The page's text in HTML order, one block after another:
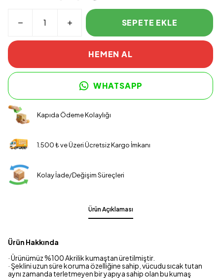
SEPETE EKLE
HEMEN AL
WHATSAPP
Kapıda Ödeme Kolaylığı
1.500 ₺ ve Üzeri Ücretsiz Kargo İmkanı
Kolay İade/Değişim Süreçleri
Ürün Açıklaması
Ürün Hakkında
· Ürünümüz %100 Akrilik kumaştan üretilmiştir.
· Şeklini uzun süre koruma özelliğine sahip, vücudu sıcak tutan
aynı zamanda terletmeyen bir yapıya sahip olan bu kumaş